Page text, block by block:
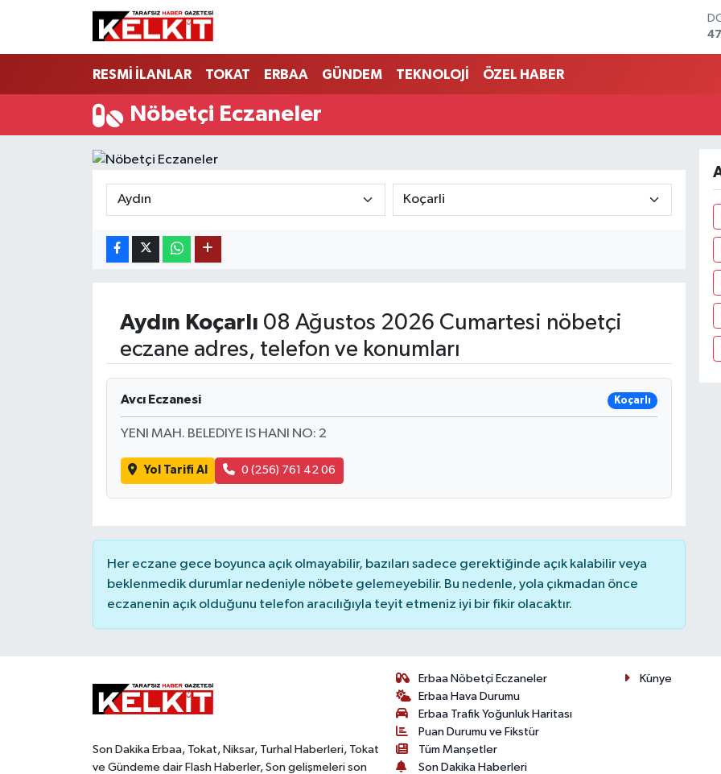
RESMİ İLANLAR TOKAT ERBAA GÜNDEM TEKNOLOJİ ÖZEL HABER
Nöbetçi Eczaneler
Aydın Koçarlı 08 Ağustos 2026 Cumartesi nöbetçi
eczane adres, telefon ve konumları
Avcı Eczanesi Koçarlı
YENI MAH. BELEDIYE IS HANI NO: 2
Yol Tarifi Al 0 (256) 761 42 06
Her eczane gece boyunca açık olmayabilir, bazıları sadece gerektiğinde açık kalabilir veya
beklenmedik durumlar nedeniyle nöbete gelemeyebilir. Bu nedenle, yola çıkmadan önce
eczanenin açık olduğunu telefon aracılığıyla teyit etmeniz iyi bir fikir olacaktır.
Son Dakika Erbaa, Tokat, Niksar, Turhal Haberleri, Tokat
ve Gündeme dair Flash Haberler, Son gelişmeleri son
Erbaa Nöbetçi Eczaneler
Erbaa Hava Durumu
Erbaa Trafik Yoğunluk Haritası
Puan Durumu ve Fikstür
Tüm Manşetler
Son Dakika Haberleri
Künye